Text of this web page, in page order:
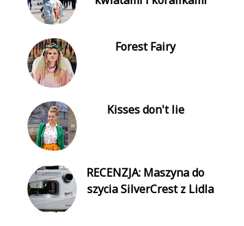
Forest Fairy
Kisses don't lie
RECENZJA: Maszyna do
szycia SilverCrest z Lidla